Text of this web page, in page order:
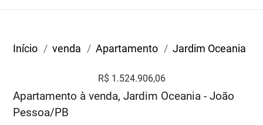
Início venda Apartamento Jardim Oceania
R$ 1.524.906,06
Apartamento à venda, Jardim Oceania - João
Pessoa/PB